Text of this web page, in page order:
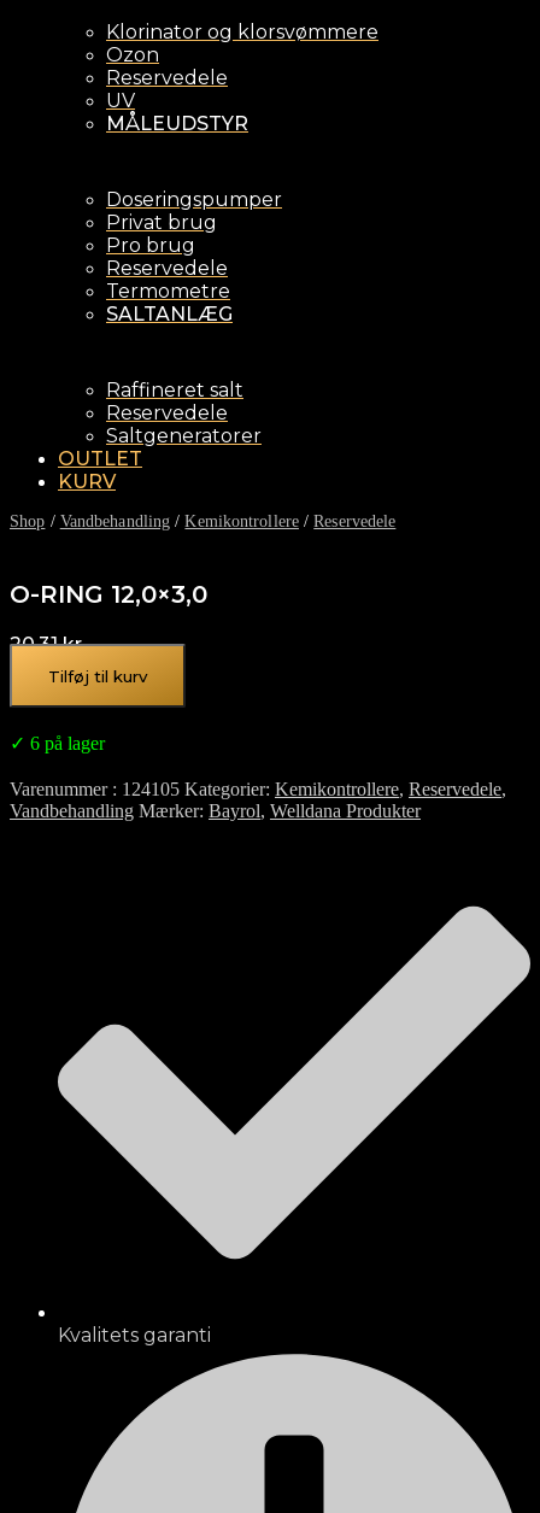
Klorinator og klorsvømmere
Ozon
Reservedele
UV
MÅLEUDSTYR
Doseringspumper
Privat brug
Pro brug
Reservedele
Termometre
SALTANLÆG
Raffineret salt
Reservedele
Saltgeneratorer
OUTLET
KURV
Shop / Vandbehandling /Kemikontrollere/Reservedele
O-RING 12,0×3,0
20,31kr.
Tilføj til kurv
✓ 6 på lager
Varenummer 124105 Kategorier Kemikontrollere, Reservedele,
Vandbehandling Mærker Bayrol, Welldana Produkter
Kvalitets garanti